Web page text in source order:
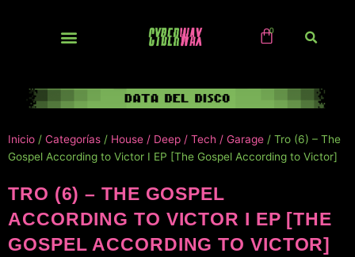
Inicio / Categorías / House / Deep / Tech / Garage / Tro (6) – The
Gospel According to Victor I EP [The Gospel According to Victor]
TRO (6) – THE GOSPEL
ACCORDING TO VICTOR I EP [THE
GOSPEL ACCORDING TO VICTOR]